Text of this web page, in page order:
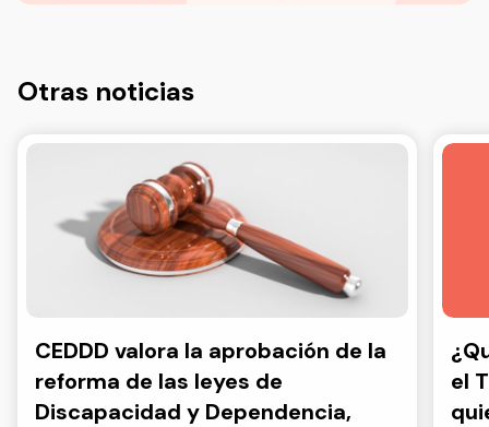
Otras noticias
CEDDD valora la aprobación de la
reforma de las leyes de
Discapacidad y Dependencia,
el